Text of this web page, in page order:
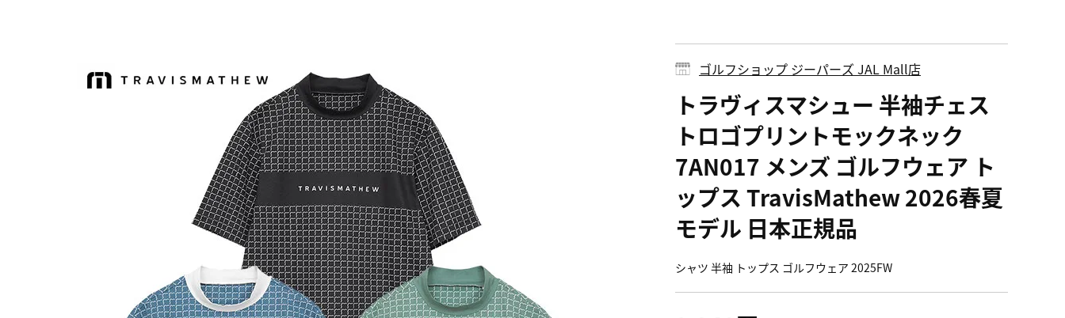
ゴルフショップ ジーパーズ JAL Mall店
トラヴィスマシュー 半袖チェス
トロゴプリントモックネック
7AN017 メンズ ゴルフウェア ト
ップス TravisMathew 2026春夏
モデル 日本正規品
シャツ 半袖 トップス ゴルフウェア 2025FW